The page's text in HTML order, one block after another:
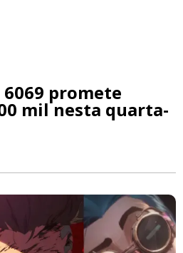
promete
mil nesta quarta-